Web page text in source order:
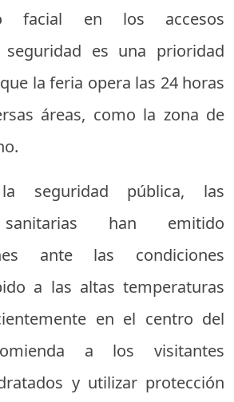
facial en los accesos
seguridad es una prioridad
la feria opera las 24 horas
áreas, como la zona de
seguridad pública, las
sanitarias han emitido
ante las condiciones
a las altas temperaturas
en el centro del
a los visitantes
y utilizar protección